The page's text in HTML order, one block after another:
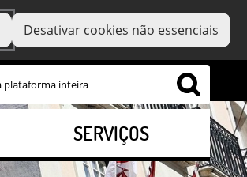
Desativar cookies não essenciais
SERVIÇOS